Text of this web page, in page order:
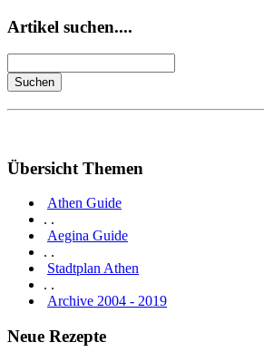
Artikel suchen....
Übersicht Themen
Athen Guide
. .
Aegina Guide
. .
Stadtplan Athen
. .
Archive 2004 - 2019
Neue Rezepte